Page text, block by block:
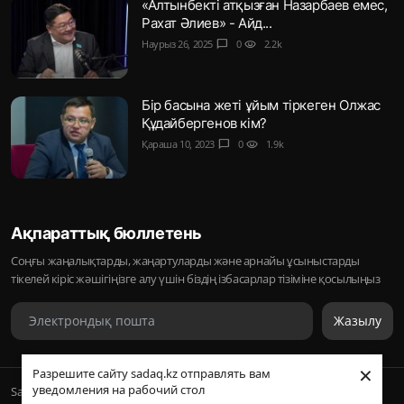
Разрешите сайту sadaq.kz отправлять вам
уведомления на рабочий стол
×
«Алтынбекті атқызған Назарбаев емес,
Рахат Әлиев» - Айд...
Наурыз 26, 2025 chat_bubble 0 visibility 2.2k
Бір басына жеті ұйым тіркеген Олжас
Құдайбергенов кім?
Қараша 10, 2023 chat_bubble 0 visibility 1.9k
Ақпараттық бюллетень
Соңғы жаңалықтарды, жаңартуларды және арнайы ұсыныстарды
тікелей кіріс жәшігіңізге алу үшін біздің ізбасарлар тізіміне қосылыңыз
Жазылу
Sadaq © 2026, Inc. | ᛢᚣᚦᚣᛟ | Барлық құқықтары қорғалған